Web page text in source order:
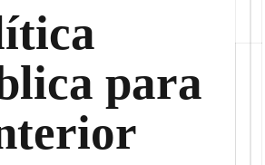
para